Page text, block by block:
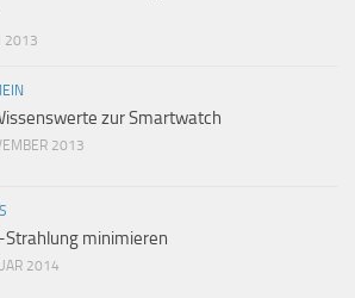
2013
zur Smartwatch
2013
Strahlung minimieren
2014